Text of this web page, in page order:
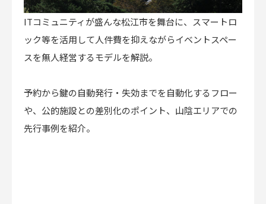
ITコミュニティが盛んな松江市を舞台に、スマートロ
ック等を活用して人件費を抑えながらイベントスペー
スを無人経営するモデルを解説。
予約から鍵の自動発行・失効までを自動化するフロー
や、公的施設との差別化のポイント、山陰エリアでの
先行事例を紹介。